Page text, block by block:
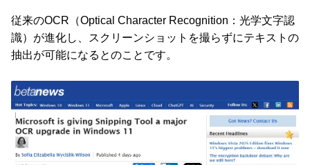
従来のOCR（Optical Character Recognition：光学文字認
識）が進化し、スクリーンショットを撮らずにテキストの
抽出が可能になるとのことです。